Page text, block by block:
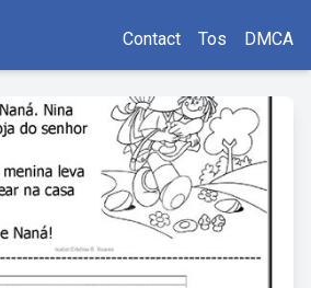
Contact Tos DMCA